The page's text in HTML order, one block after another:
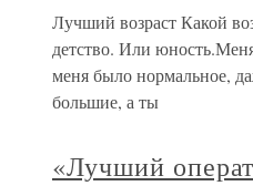
Лучший возраст Какой
детство. Или
меня было нормальное,
большие, а ты
«Лучший